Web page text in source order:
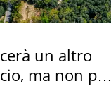
un altro
ma non per